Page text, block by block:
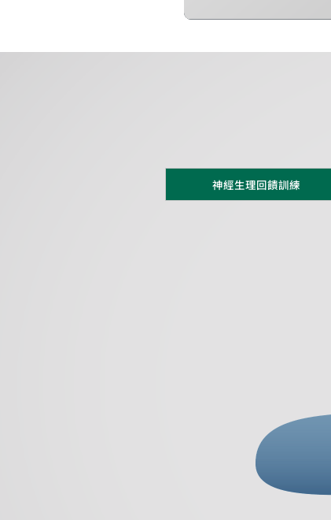
神經生理回饋訓練